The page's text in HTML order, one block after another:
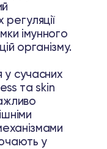
імунного
організму.
у сучасних
та skin
у